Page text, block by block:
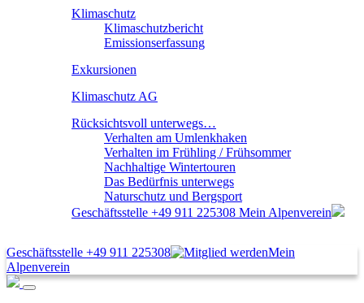
Klimaschutz
Klimaschutzbericht
Emissionserfassung
Exkursionen
Klimaschutz AG
Rücksichtsvoll unterwegs…
Verhalten am Umlenkhaken
Verhalten im Frühling / Frühsommer
Nachhaltige Wintertouren
Das Bedürfnis unterwegs
Naturschutz und Bergsport
Geschäftsstelle +49 911 225308 Mein Alpenverein
Geschäftsstelle +49 911 225308
Mein
Alpenverein